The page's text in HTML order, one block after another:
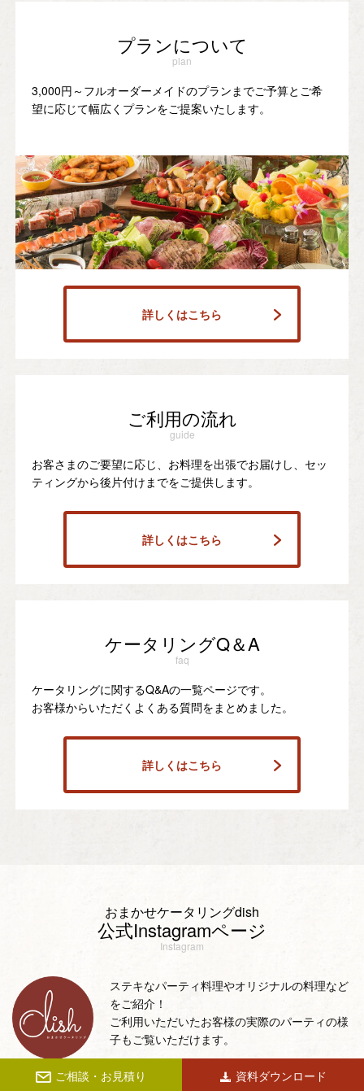
プランについて
plan
3,000円～フルオーダーメイドのプランまでご予算とご希
望に応じて幅広くプランをご提案いたします。
詳しくはこちら
ご利用の流れ
guide
お客さまのご要望に応じ、お料理を出張でお届けし、セッ
ティングから後片付けまでをご提供します。
詳しくはこちら
ケータリングQ＆A
faq
ケータリングに関するQ&Aの一覧ページです。
お客様からいただくよくある質問をまとめました。
詳しくはこちら
おまかせケータリングdish
公式Instagramページ
Instagram
ステキなパーティ料理やオリジナルの料理など
をご紹介！
ご利用いただいたお客様の実際のパーティの様
子もご覧いただけます。
ご相談・お見積り 資料ダウンロード